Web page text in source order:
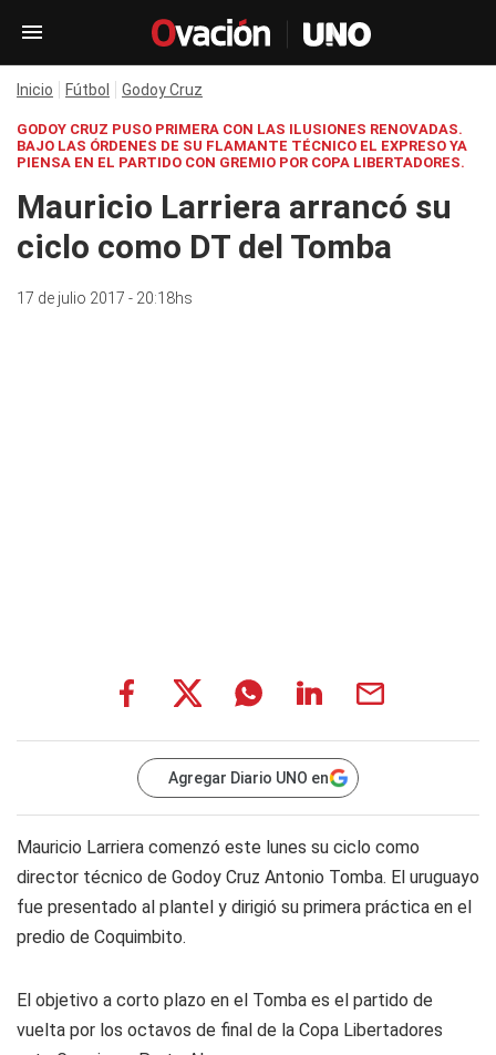
Inicio Fútbol Godoy Cruz
GODOY CRUZ PUSO PRIMERA CON LAS ILUSIONES RENOVADAS.
BAJO LAS ÓRDENES DE SU FLAMANTE TÉCNICO EL EXPRESO YA
PIENSA EN EL PARTIDO CON GREMIO POR COPA LIBERTADORES.
Mauricio Larriera arrancó su
ciclo como DT del Tomba
17 de julio 2017 - 20:18hs
Agregar Diario UNO en
Mauricio Larriera comenzó este lunes su ciclo como
director técnico de Godoy Cruz Antonio Tomba. El uruguayo
fue presentado al plantel y dirigió su primera práctica en el
predio de Coquimbito.
El objetivo a corto plazo en el Tomba es el partido de
vuelta por los octavos de final de la Copa Libertadores